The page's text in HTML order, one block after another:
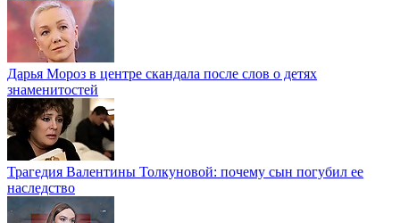
Дарья Мороз в центре скандала после слов о детях
знаменитостей
Трагедия Валентины Толкуновой: почему сын погубил ее
наследство